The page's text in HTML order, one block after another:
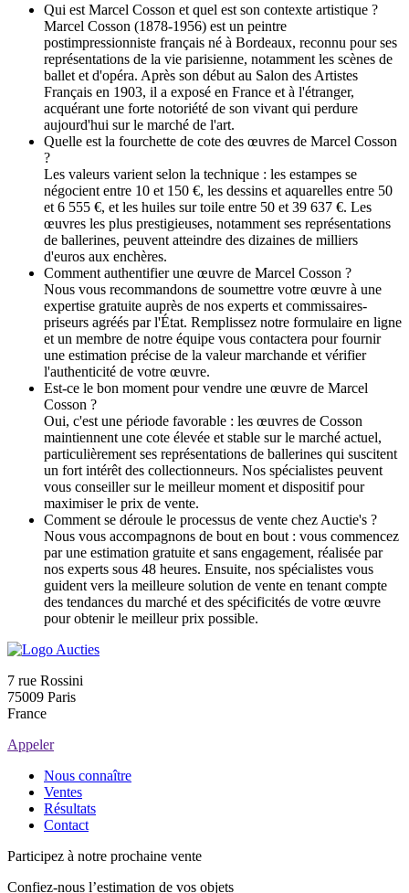
Qui est Marcel Cosson et quel est son contexte artistique ?
Marcel Cosson (1878-1956) est un peintre
postimpressionniste français né à Bordeaux, reconnu pour ses
représentations de la vie parisienne, notamment les scènes de
ballet et d'opéra. Après son début au Salon des Artistes
Français en 1903, il a exposé en France et à l'étranger,
acquérant une forte notoriété de son vivant qui perdure
aujourd'hui sur le marché de l'art.
Quelle est la fourchette de cote des œuvres de Marcel Cosson
?
Les valeurs varient selon la technique : les estampes se
négocient entre 10 et 150 €, les dessins et aquarelles entre 50
et 6 555 €, et les huiles sur toile entre 50 et 39 637 €. Les
œuvres les plus prestigieuses, notamment ses représentations
de ballerines, peuvent atteindre des dizaines de milliers
d'euros aux enchères.
Comment authentifier une œuvre de Marcel Cosson ?
Nous vous recommandons de soumettre votre œuvre à une
expertise gratuite auprès de nos experts et commissaires-
priseurs agréés par l'État. Remplissez notre formulaire en ligne
et un membre de notre équipe vous contactera pour fournir
une estimation précise de la valeur marchande et vérifier
l'authenticité de votre œuvre.
Est-ce le bon moment pour vendre une œuvre de Marcel
Cosson ?
Oui, c'est une période favorable : les œuvres de Cosson
maintiennent une cote élevée et stable sur le marché actuel,
particulièrement ses représentations de ballerines qui suscitent
un fort intérêt des collectionneurs. Nos spécialistes peuvent
vous conseiller sur le meilleur moment et dispositif pour
maximiser le prix de vente.
Comment se déroule le processus de vente chez Auctie's ?
Nous vous accompagnons de bout en bout : vous commencez
par une estimation gratuite et sans engagement, réalisée par
nos experts sous 48 heures. Ensuite, nos spécialistes vous
guident vers la meilleure solution de vente en tenant compte
des tendances du marché et des spécificités de votre œuvre
pour obtenir le meilleur prix possible.
7 rue Rossini
75009 Paris
France
Appeler
Nous connaître
Ventes
Résultats
Contact
Participez à notre prochaine vente
Confiez-nous l’estimation de vos objets